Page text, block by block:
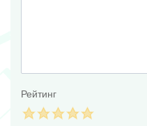
Рейтинг